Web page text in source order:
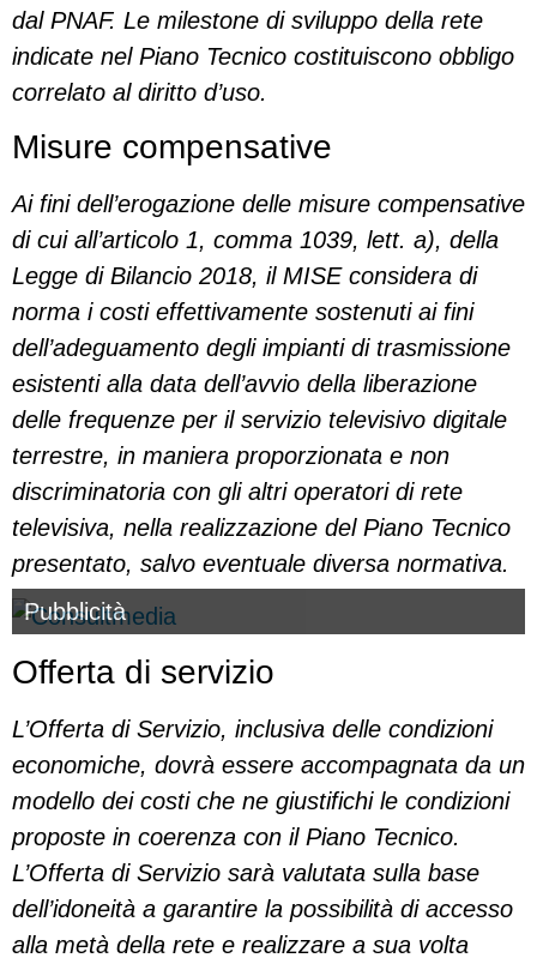
dal PNAF. Le milestone di sviluppo della rete
indicate nel Piano Tecnico costituiscono obbligo
correlato al diritto d’uso.
Misure compensative
Ai fini dell’erogazione delle misure compensative
di cui all’articolo 1, comma 1039, lett. a), della
Legge di Bilancio 2018, il MISE considera di
norma i costi effettivamente sostenuti ai fini
dell’adeguamento degli impianti di trasmissione
esistenti alla data dell’avvio della liberazione
delle frequenze per il servizio televisivo digitale
terrestre, in maniera proporzionata e non
discriminatoria con gli altri operatori di rete
televisiva, nella realizzazione del Piano Tecnico
presentato, salvo eventuale diversa normativa.
Pubblicità
Offerta di servizio
L’Offerta di Servizio, inclusiva delle condizioni
economiche, dovrà essere accompagnata da un
modello dei costi che ne giustifichi le condizioni
proposte in coerenza con il Piano Tecnico.
L’Offerta di Servizio sarà valutata sulla base
dell’idoneità a garantire la possibilità di accesso
alla metà della rete e realizzare a sua volta